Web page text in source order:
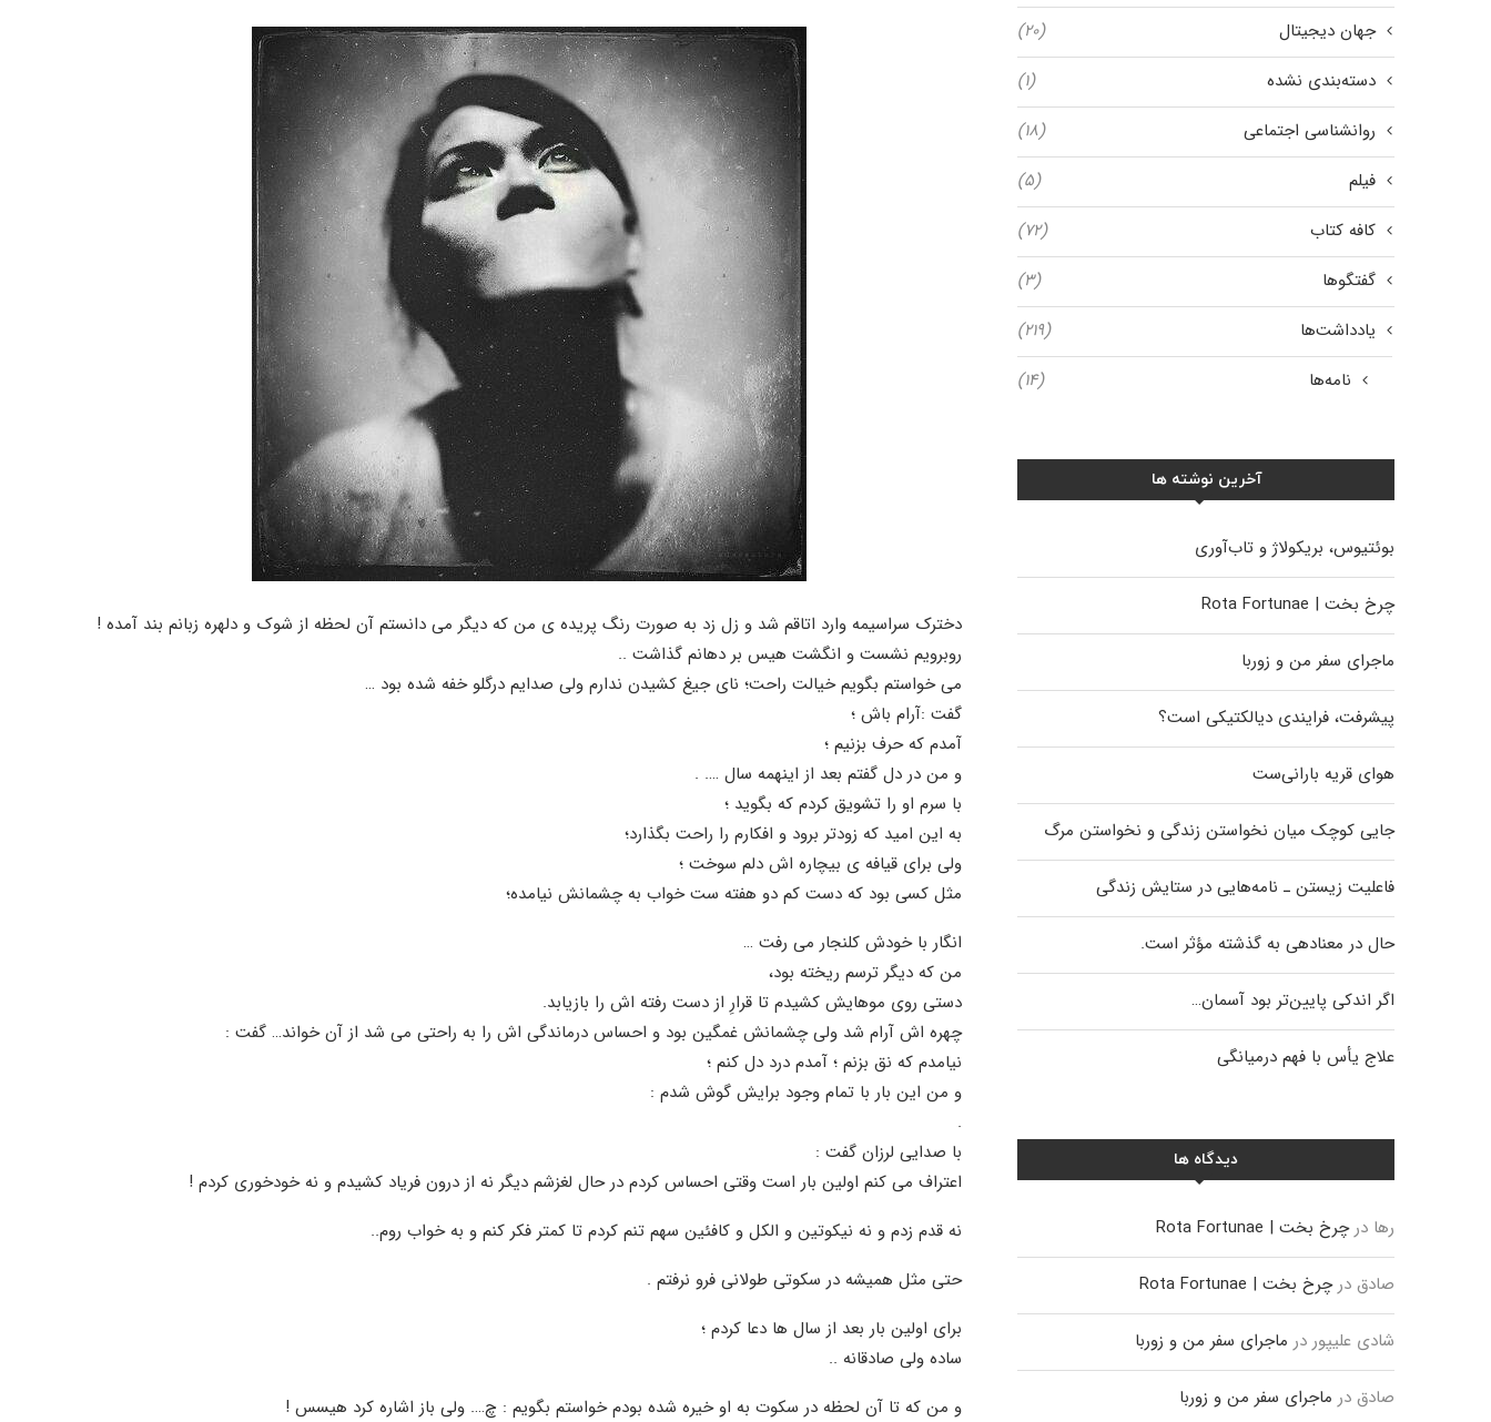
دخترک سراسیمه وارد اتاقم شد و زل زد به صورت رنگ پریده ی من که دیگر می دانستم آن لحظه از شوک و دلهره زبانم بند آمده !
روبرویم نشست و انگشت هیس بر دهانم گذاشت ..
می خواستم بگویم خیالت راحت؛ نای جیغ کشیدن ندارم ولی صدایم درگلو خفه شده بود …
گفت :آرام باش ؛
آمدم که حرف بزنیم ؛
و من در دل گفتم بعد از اینهمه سال …. .
با سرم او را تشویق کردم که بگوید ؛
به این امید که زودتر برود و افکارم را راحت بگذارد؛
ولی برای قیافه ی بیچاره اش دلم سوخت ؛
مثل کسی بود که دست کم دو هفته ست خواب به چشمانش نیامده؛
انگار با خودش کلنجار می رفت …
من که دیگر ترسم ریخته بود،
دستی روی موهایش کشیدم تا قرارِ از دست رفته اش را بازیابد.
چهره اش آرام شد ولی چشمانش غمگین بود و احساس درماندگی اش را به راحتی می شد از آن خواند… گفت :
نیامدم که نق بزنم ؛ آمدم درد دل کنم ؛
و من این بار با تمام وجود برایش گوش شدم :
.
با صدایی لرزان گفت :
اعتراف می کنم اولین بار است وقتی احساس کردم در حال لغزشم دیگر نه از درون فریاد کشیدم و نه خودخوری کردم !
نه قدم زدم و نه نیکوتین و الکل و کافئین سهم تنم کردم تا کمتر فکر کنم و به خواب روم..
حتی مثل همیشه در سکوتی طولانی فرو نرفتم .
برای اولین بار بعد از سال ها دعا کردم ؛
ساده ولی صادقانه ..
و من که تا آن لحظه در سکوت به او خیره شده بودم خواستم بگویم : چ…. ولی باز اشاره کرد هیسس !
جهان دیجیتال
(۲۰)
دسته‌بندی نشده
(۱)
روانشناسی اجتماعی
(۱۸)
فیلم
(۵)
کافه کتاب
(۷۲)
گفتگوها
(۳)
یادداشت‌ها
(۲۱۹)
نامه‌ها
(۱۴)
آخرین نوشته ها
بوئتیوس، بریکولاژ و تاب‌آوری
چرخ بخت | Rota Fortunae
ماجرای سفر من و زوربا
پیشرفت، فرایندی دیالکتیکی است؟
هوای قریه بارانی‌ست
جایی کوچک میان نخواستن زندگی و نخواستن مرگ
فاعلیت زیستن ـ نامه‌هایی در ستایش زندگی
حال در معنادهی به گذشته مؤثر است.
اگر اندکی پایین‌تر بود آسمان…
علاج یأس با فهم درمیانگی
دیدگاه ها
رها درچرخ بخت | Rota Fortunae
صادق درچرخ بخت | Rota Fortunae
شادی علیپور در ماجرای سفر من و زوربا
صادق در ماجرای سفر من و زوربا